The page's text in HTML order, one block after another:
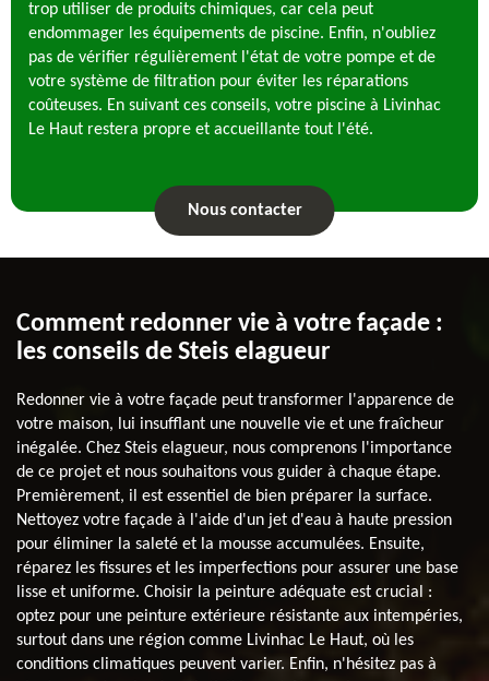
trop utiliser de produits chimiques, car cela peut
endommager les équipements de piscine. Enfin, n'oubliez
pas de vérifier régulièrement l'état de votre pompe et de
votre système de filtration pour éviter les réparations
coûteuses. En suivant ces conseils, votre piscine à Livinhac
Le Haut restera propre et accueillante tout l'été.
Nous contacter
Comment redonner vie à votre façade :
les conseils de Steis elagueur
Redonner vie à votre façade peut transformer l'apparence de
votre maison, lui insufflant une nouvelle vie et une fraîcheur
inégalée. Chez Steis elagueur, nous comprenons l'importance
de ce projet et nous souhaitons vous guider à chaque étape.
Premièrement, il est essentiel de bien préparer la surface.
Nettoyez votre façade à l'aide d'un jet d'eau à haute pression
pour éliminer la saleté et la mousse accumulées. Ensuite,
réparez les fissures et les imperfections pour assurer une base
lisse et uniforme. Choisir la peinture adéquate est crucial :
optez pour une peinture extérieure résistante aux intempéries,
surtout dans une région comme Livinhac Le Haut, où les
conditions climatiques peuvent varier. Enfin, n'hésitez pas à